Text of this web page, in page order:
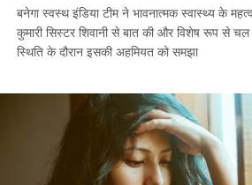
बनेगा स्वस्थ इंडिया टीम ने भावनात्मक स्वास्थ्य के
कुमारी सिस्टर शिवानी से बात की और विशेष रूप से चल
स्थिति के दौरान इसकी अहमियत को समझा